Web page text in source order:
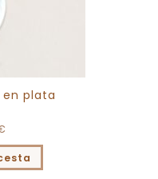
plata